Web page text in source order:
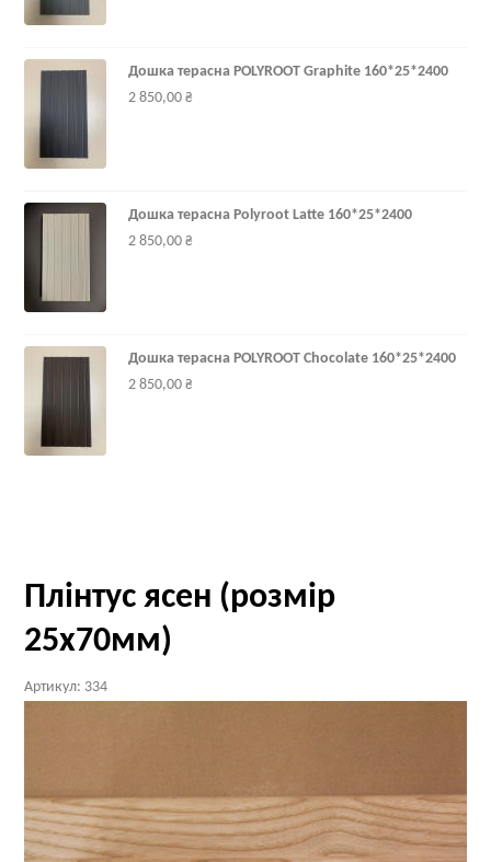
Дошка терасна POLYROOT Graphite 160*25*2400
2 850,00 ₴
Дошка терасна Polyroot Latte 160*25*2400
2 850,00 ₴
Дошка терасна POLYROOT Chocolate 160*25*2400
2 850,00 ₴
Плінтус ясен (розмір
25х70мм)
Артикул: 334